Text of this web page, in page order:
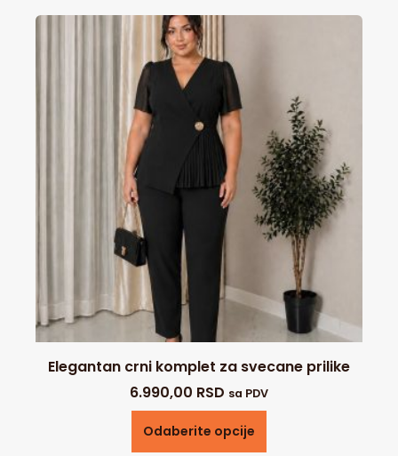
Elegantan crni komplet za svecane prilike
6.990,00 RSD sa PDV
Odaberite opcije